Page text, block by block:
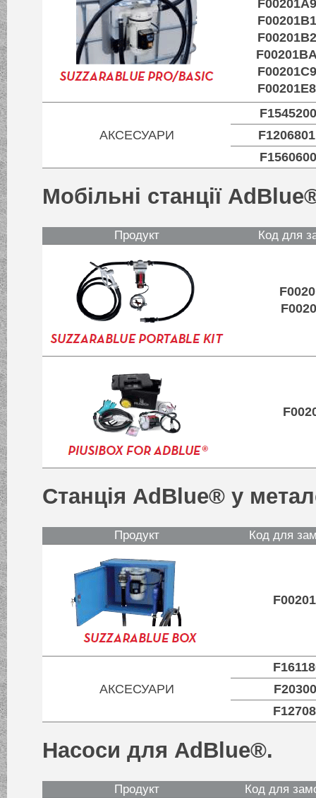
АКСЕСУАРИ
Мобільні станції
Продукт Код для
Станція AdBlue® у
Продукт Код для
АКСЕСУАРИ
Насоси для AdBlue®.
Продукт Код для